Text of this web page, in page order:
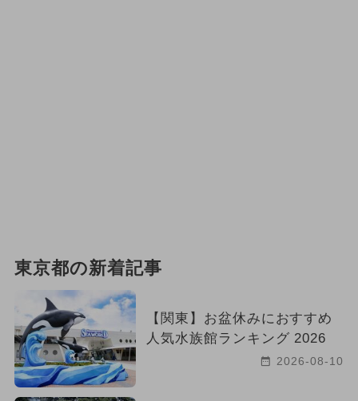
東京都の新着記事
【関東】お盆休みにおすすめ
人気水族館ランキング 2026
2026-08-10